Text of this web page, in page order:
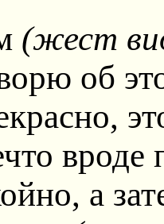
(жест
об
вроде
а